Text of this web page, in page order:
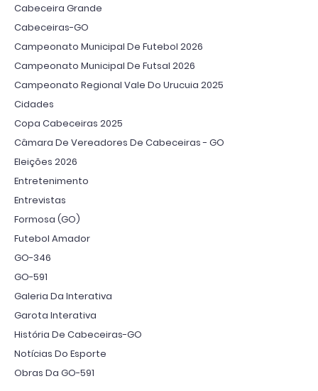
Cabeceira Grande
Cabeceiras-GO
Campeonato Municipal De Futebol 2026
Campeonato Municipal De Futsal 2026
Campeonato Regional Vale Do Urucuia 2025
Cidades
Copa Cabeceiras 2025
Câmara De Vereadores De Cabeceiras - GO
Eleições 2026
Entretenimento
Entrevistas
Formosa (GO)
Futebol Amador
GO-346
GO-591
Galeria Da Interativa
Garota Interativa
História De Cabeceiras-GO
Notícias Do Esporte
Obras Da GO-591